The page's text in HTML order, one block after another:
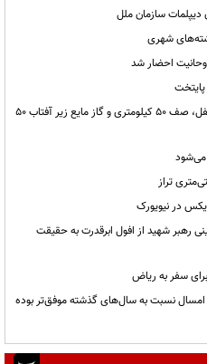
سازمان ملل
شهری
احضار شد
پایتخت
ریمـدان در آستانه بحران؛ ۳ هزار کامیون قفل، صف ۵۰ کیلومتری و گاز مایع زیر آفتاب ۵۰
می‌شود
در نیویورک
رهبر شهید از افول ابرقدرت به حقیقت
سفر به ریاض
نسبت به سال‌های گذشته موفق‌تر بوده